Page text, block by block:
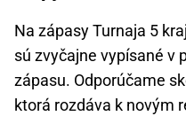
Na zápasy Turnaja 5
sú zvyčajne vypísané v
zápasu. Odporúčame
ktorá rozdáva k novým